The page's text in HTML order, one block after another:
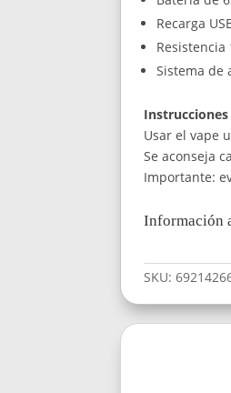
Recarga
Resistencia
Sistema de
Instrucciones
Usar el vape
Se aconseja
Importante:
Información
SKU: